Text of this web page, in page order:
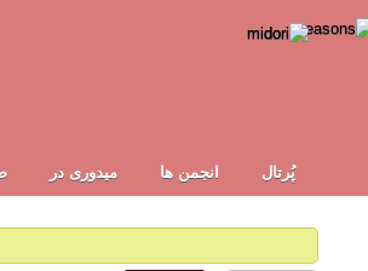
پُرتال انجمن ها ميدوری در